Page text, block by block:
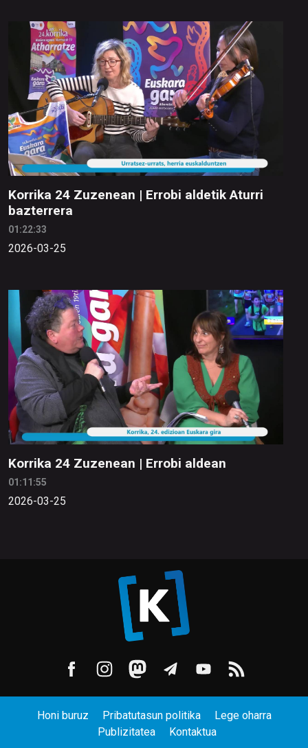
Korrika 24 Zuzenean | Errobi aldetik Aturri
bazterrera
01:22:33
2026-03-25
Korrika 24 Zuzenean | Errobi aldean
01:11:55
2026-03-25
Honi buruz Pribatutasun politika
Lege oharra
Publizitatea
Kontaktua